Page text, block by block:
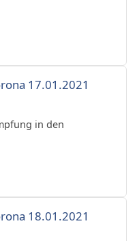
17.01.2021
in den
18.01.2021